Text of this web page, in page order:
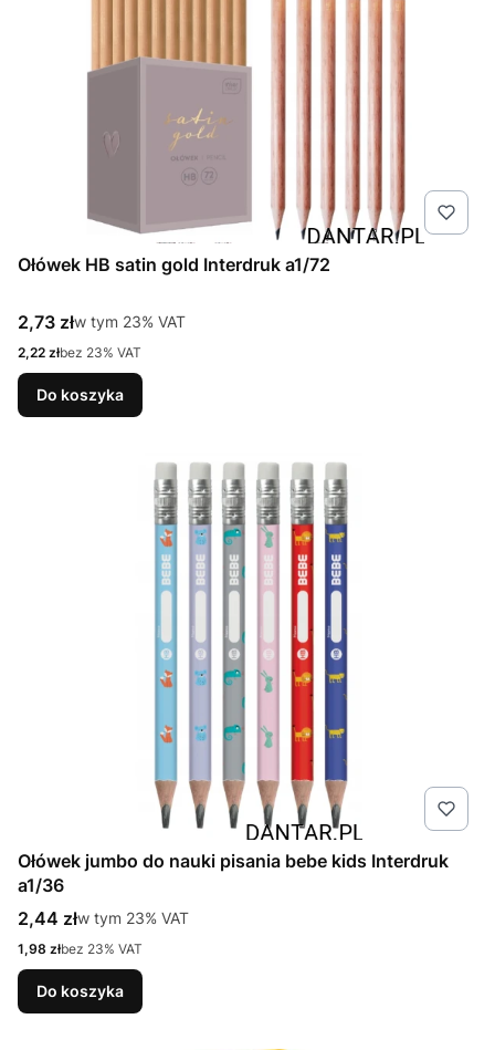
Ołówek HB satin gold Interdruk a1/72
Cena brutto
2,73 złw tym %s VAT
w tym 23% VAT
Cena netto
2,22 złbez 23% VAT
Do koszyka
Ołówek jumbo do nauki pisania bebe kids Interdruk
a1/36
Cena brutto
2,44 złw tym %s VAT
w tym 23% VAT
Cena netto
1,98 złbez 23% VAT
Do koszyka